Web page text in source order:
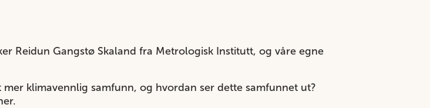
Reidun Gangstø Skaland fra Metrologisk Institutt, og våre egne
klimavennlig samfunn, og hvordan ser dette samfunnet ut?
.